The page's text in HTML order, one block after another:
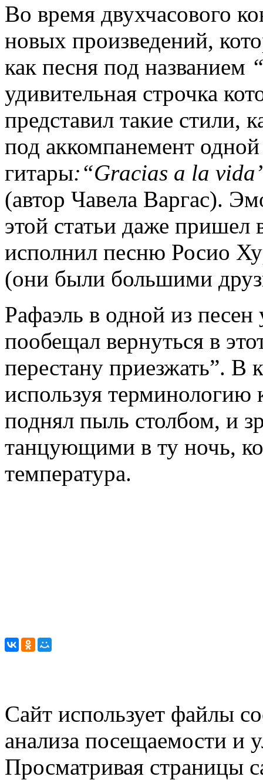
Во время двухчасового
новых произведений,
как песня под названием
удивительная строчка
представил такие стили,
под аккомпанемент одной
гитары:“Gracias a la vida
(автор Чавела Варгас).
этой статьи даже пришел
исполнил песню Росио
(они были большими
Рафаэль в одной из
пообещал вернуться в
перестану приезжать”. В
используя терминологию
поднял пыль столбом, и
танцующими в ту ночь,
температура.
Сайт использует файлы
анализа посещаемости и
Просматривая страницы